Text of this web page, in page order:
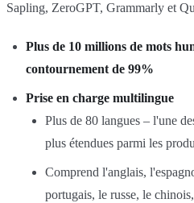
Sapling, ZeroGPT, Grammarly et
Plus de 10 millions de mots
contournement de 99%
Prise en charge multilingue
Plus de 80 langues – l'une
plus étendues parmi les
Comprend l'anglais,
portugais, le russe, le